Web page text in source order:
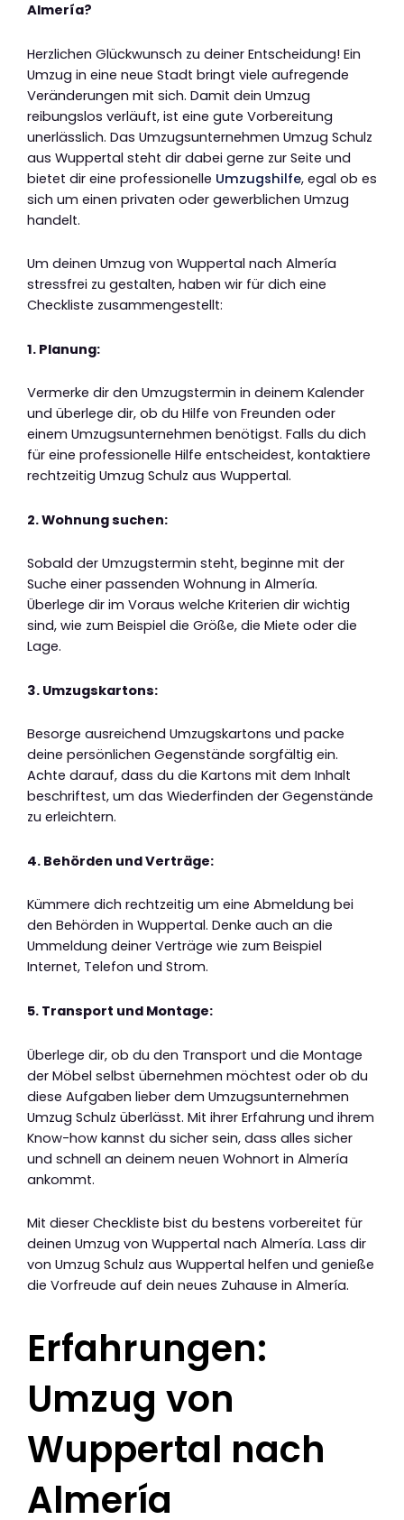
Almería?
Herzlichen Glückwunsch zu deiner Entscheidung! Ein
Umzug in eine neue Stadt bringt viele aufregende
Veränderungen mit sich. Damit dein Umzug
reibungslos verläuft, ist eine gute Vorbereitung
unerlässlich. Das Umzugsunternehmen Umzug Schulz
aus Wuppertal steht dir dabei gerne zur Seite und
bietet dir eine professionelle Umzugshilfe, egal ob es
sich um einen privaten oder gewerblichen Umzug
handelt.
Um deinen Umzug von Wuppertal nach Almería
stressfrei zu gestalten, haben wir für dich eine
Checkliste zusammengestellt:
1. Planung:
Vermerke dir den Umzugstermin in deinem Kalender
und überlege dir, ob du Hilfe von Freunden oder
einem Umzugsunternehmen benötigst. Falls du dich
für eine professionelle Hilfe entscheidest, kontaktiere
rechtzeitig Umzug Schulz aus Wuppertal.
2. Wohnung suchen:
Sobald der Umzugstermin steht, beginne mit der
Suche einer passenden Wohnung in Almería.
Überlege dir im Voraus welche Kriterien dir wichtig
sind, wie zum Beispiel die Größe, die Miete oder die
Lage.
3. Umzugskartons:
Besorge ausreichend Umzugskartons und packe
deine persönlichen Gegenstände sorgfältig ein.
Achte darauf, dass du die Kartons mit dem Inhalt
beschriftest, um das Wiederfinden der Gegenstände
zu erleichtern.
4. Behörden und Verträge:
Kümmere dich rechtzeitig um eine Abmeldung bei
den Behörden in Wuppertal. Denke auch an die
Ummeldung deiner Verträge wie zum Beispiel
Internet, Telefon und Strom.
5. Transport und Montage:
Überlege dir, ob du den Transport und die Montage
der Möbel selbst übernehmen möchtest oder ob du
diese Aufgaben lieber dem Umzugsunternehmen
Umzug Schulz überlässt. Mit ihrer Erfahrung und ihrem
Know-how kannst du sicher sein, dass alles sicher
und schnell an deinem neuen Wohnort in Almería
ankommt.
Mit dieser Checkliste bist du bestens vorbereitet für
deinen Umzug von Wuppertal nach Almería. Lass dir
von Umzug Schulz aus Wuppertal helfen und genieße
die Vorfreude auf dein neues Zuhause in Almería.
Erfahrungen:
Umzug von
Wuppertal nach
Almería